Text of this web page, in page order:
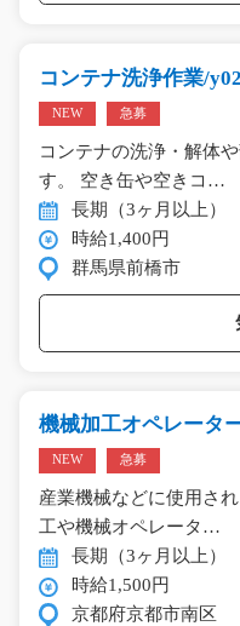
コンテナ洗浄作業/
NEW 急募
コンテナの洗浄・解体
す。 空き缶や空きコ…
長期（3ヶ月以上）
時給1,400円
群馬県前橋市
機械加工オペレータ
NEW 急募
産業機械などに使用さ
工や機械オペレータ…
長期（3ヶ月以上）
時給1,500円
京都府京都市南区